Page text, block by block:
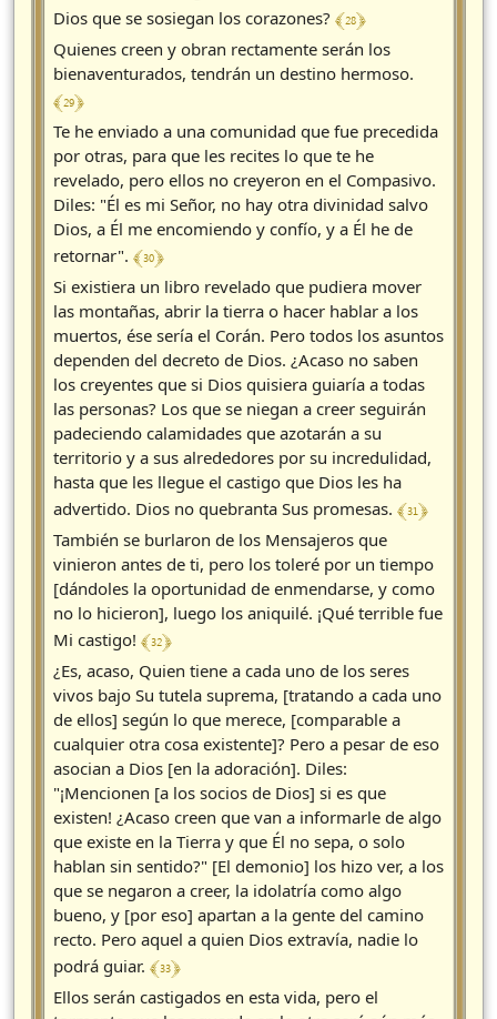
Dios que se sosiegan los corazones? ﴾ 28 ﴿
Quienes creen y obran rectamente serán los
bienaventurados, tendrán un destino hermoso.
﴾ 29 ﴿
Te he enviado a una comunidad que fue precedida
por otras, para que les recites lo que te he
revelado, pero ellos no creyeron en el Compasivo.
Diles: "Él es mi Señor, no hay otra divinidad salvo
Dios, a Él me encomiendo y confío, y a Él he de
retornar". ﴾ 30 ﴿
Si existiera un libro revelado que pudiera mover
las montañas, abrir la tierra o hacer hablar a los
muertos, ése sería el Corán. Pero todos los asuntos
dependen del decreto de Dios. ¿Acaso no saben
los creyentes que si Dios quisiera guiaría a todas
las personas? Los que se niegan a creer seguirán
padeciendo calamidades que azotarán a su
territorio y a sus alrededores por su incredulidad,
hasta que les llegue el castigo que Dios les ha
advertido. Dios no quebranta Sus promesas. ﴾ 31 ﴿
También se burlaron de los Mensajeros que
vinieron antes de ti, pero los toleré por un tiempo
[dándoles la oportunidad de enmendarse, y como
no lo hicieron], luego los aniquilé. ¡Qué terrible fue
Mi castigo! ﴾ 32 ﴿
¿Es, acaso, Quien tiene a cada uno de los seres
vivos bajo Su tutela suprema, [tratando a cada uno
de ellos] según lo que merece, [comparable a
cualquier otra cosa existente]? Pero a pesar de eso
asocian a Dios [en la adoración]. Diles:
"¡Mencionen [a los socios de Dios] si es que
existen! ¿Acaso creen que van a informarle de algo
que existe en la Tierra y que Él no sepa, o solo
hablan sin sentido?" [El demonio] los hizo ver, a los
que se negaron a creer, la idolatría como algo
bueno, y [por eso] apartan a la gente del camino
recto. Pero aquel a quien Dios extravía, nadie lo
podrá guiar. ﴾ 33 ﴿
Ellos serán castigados en esta vida, pero el